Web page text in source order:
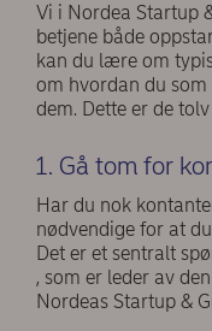
Vi i Nordea Startup
betjene både
kan du lære om
om hvordan du
dem. Dette er de
1. Gå tom for
Har du nok
nødvendige for at
Det er et sentralt
, som er leder av
Nordeas Startup &